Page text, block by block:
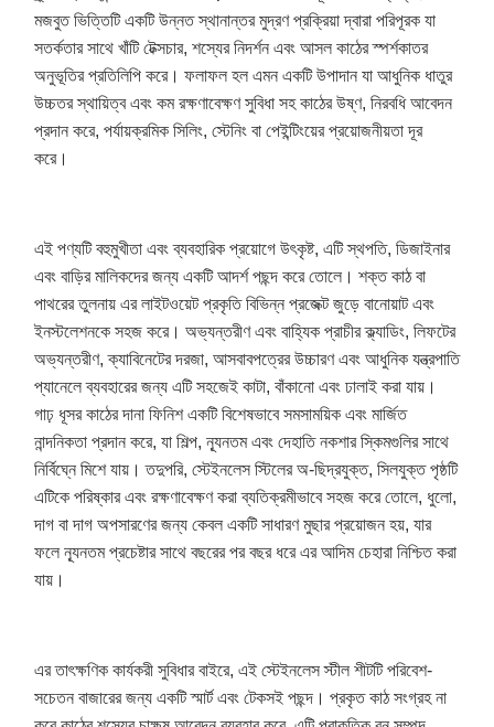
মজবুত ভিত্তিটি একটি উন্নত স্থানান্তর মুদ্রণ প্রক্রিয়া দ্বারা পরিপূরক যা
সতর্কতার সাথে খাঁটি টেক্সচার, শস্যের নিদর্শন এবং আসল কাঠের স্পর্শকাতর
অনুভূতির প্রতিলিপি করে। ফলাফল হল এমন একটি উপাদান যা আধুনিক ধাতুর
উচ্চতর স্থায়িত্ব এবং কম রক্ষণাবেক্ষণ সুবিধা সহ কাঠের উষ্ণ, নিরবধি আবেদন
প্রদান করে, পর্যায়ক্রমিক সিলিং, স্টেনিং বা পেইন্টিংয়ের প্রয়োজনীয়তা দূর
করে।
এই পণ্যটি বহুমুখীতা এবং ব্যবহারিক প্রয়োগে উৎকৃষ্ট, এটি স্থপতি, ডিজাইনার
এবং বাড়ির মালিকদের জন্য একটি আদর্শ পছন্দ করে তোলে। শক্ত কাঠ বা
পাথরের তুলনায় এর লাইটওয়েট প্রকৃতি বিভিন্ন প্রজেক্ট জুড়ে বানোয়াট এবং
ইনস্টলেশনকে সহজ করে। অভ্যন্তরীণ এবং বাহ্যিক প্রাচীর ক্ল্যাডিং, লিফটের
অভ্যন্তরীণ, ক্যাবিনেটের দরজা, আসবাবপত্রের উচ্চারণ এবং আধুনিক যন্ত্রপাতি
প্যানেলে ব্যবহারের জন্য এটি সহজেই কাটা, বাঁকানো এবং ঢালাই করা যায়।
গাঢ় ধূসর কাঠের দানা ফিনিশ একটি বিশেষভাবে সমসাময়িক এবং মার্জিত
নান্দনিকতা প্রদান করে, যা শিল্প, ন্যূনতম এবং দেহাতি নকশার স্কিমগুলির সাথে
নির্বিঘ্নে মিশে যায়। তদুপরি, স্টেইনলেস স্টিলের অ-ছিদ্রযুক্ত, সিলযুক্ত পৃষ্ঠটি
এটিকে পরিষ্কার এবং রক্ষণাবেক্ষণ করা ব্যতিক্রমীভাবে সহজ করে তোলে, ধুলো,
দাগ বা দাগ অপসারণের জন্য কেবল একটি সাধারণ মুছার প্রয়োজন হয়, যার
ফলে ন্যূনতম প্রচেষ্টার সাথে বছরের পর বছর ধরে এর আদিম চেহারা নিশ্চিত করা
যায়।
এর তাৎক্ষণিক কার্যকরী সুবিধার বাইরে, এই স্টেইনলেস স্টীল শীটটি পরিবেশ-
সচেতন বাজারের জন্য একটি স্মার্ট এবং টেকসই পছন্দ। প্রকৃত কাঠ সংগ্রহ না